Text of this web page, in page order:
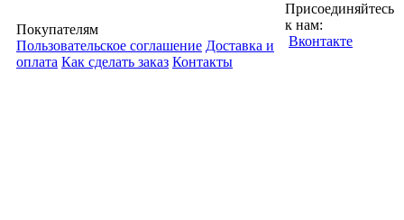
Покупателям
Пользовательское соглашение Доставка и
оплата Как сделать заказ Контакты
Присоединяйтесь
к нам:
Вконтакте